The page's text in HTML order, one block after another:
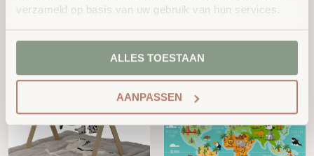
verzameld op basis van uw gebruik van hun services.
ALLES TOESTAAN
AANPASSEN
Op aanvraag Set 12-dlg
€245,70 excl.
BTW